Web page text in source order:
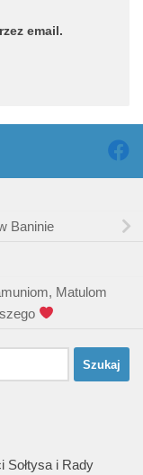
email.
Baninie
Matulom
Sołtysa i Rady